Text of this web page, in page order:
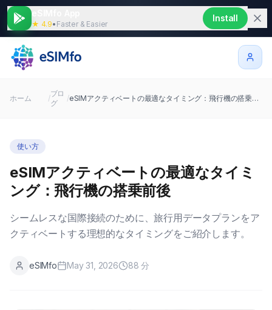
★ 4.9• Faster & Easier
Install
ホーム /
ブロ
グ
/ eSIMアクティベートの最適なタイミング：飛行機の搭乗前後
使い方
eSIMアクティベートの最適なタイミ
ング：飛行機の搭乗前後
シームレスな国際接続のために、旅行用データプランをア
クティベートする理想的なタイミングをご紹介します。
eSIMfo May 31, 2026 88 分